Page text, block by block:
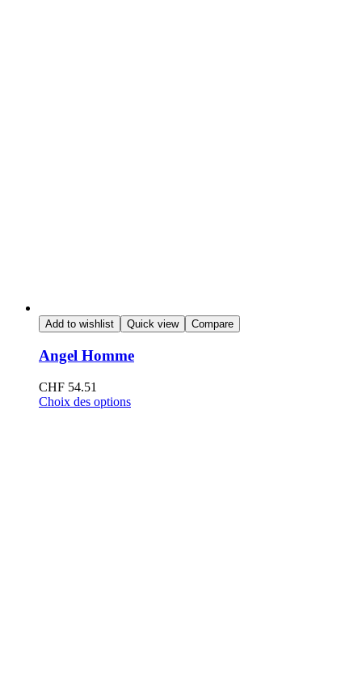
Add to wishlist Quick view Compare
Angel Homme
CHF 54.51
Choix des options